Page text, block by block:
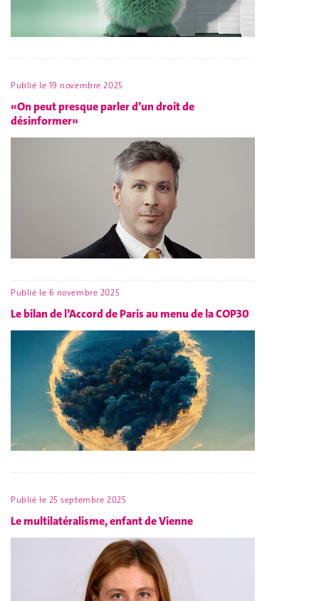
Publié le 19 novembre 2025
«On peut presque parler d’un droit de
désinformer»
Publié le 6 novembre 2025
Le bilan de l’Accord de Paris au menu de la COP30
Publié le 25 septembre 2025
Le multilatéralisme, enfant de Vienne